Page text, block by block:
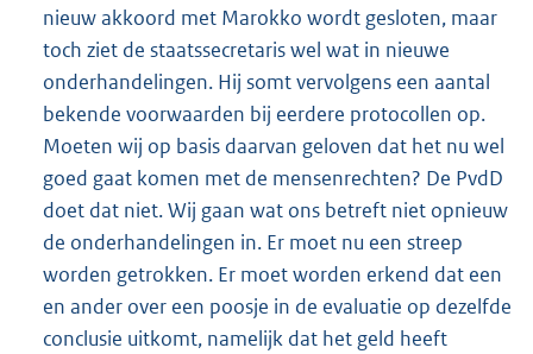
nieuw akkoord met Marokko wordt gesloten, maar
toch ziet de staatssecretaris wel wat in nieuwe
onderhandelingen. Hij somt vervolgens een aantal
bekende voorwaarden bij eerdere protocollen op.
Moeten wij op basis daarvan geloven dat het nu wel
goed gaat komen met de mensenrechten? De PvdD
doet dat niet. Wij gaan wat ons betreft niet opnieuw
de onderhandelingen in. Er moet nu een streep
worden getrokken. Er moet worden erkend dat een
en ander over een poosje in de evaluatie op dezelfde
conclusie uitkomt, namelijk dat het geld heeft